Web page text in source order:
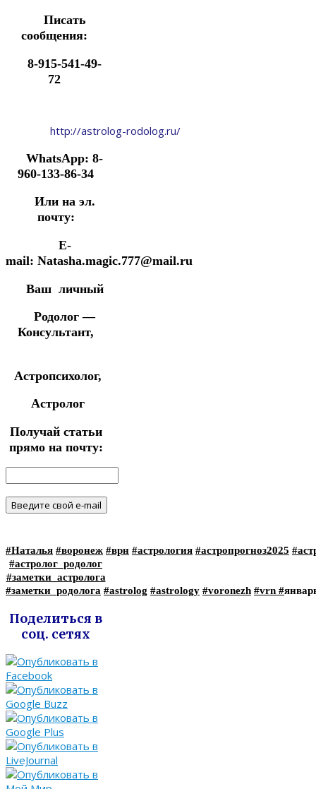
Писать
сообщения:
8-915-541-49-
72
http://astrolog-rodolog.ru/
WhatsApp: 8-
960-133-86-34
Или на эл.
почту:
E-
mail: Natasha.magic.777@mail.ru
Ваш личный
Родолог —
Консультант,
Астропсихолог,
Астролог
Получай статьи
прямо на почту:
#Наталья #воронеж #врн #астрология #астропрогноз2025
#астролог_родолог
#заметки_астролога
#заметки_родолога #astrolog #astrology #voronezh #vrn #
Поделиться в
соц. сетях